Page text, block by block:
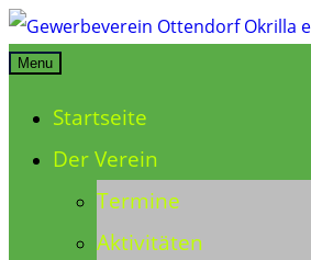
Skip
to
Gewerbeverein Ottendorf Okrilla e.V.
Menu
Startseite
Der Verein
Termine
Aktivitäten